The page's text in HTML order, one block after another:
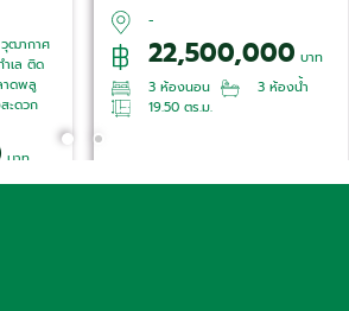
ฒากาศ
เล ติด
าดพลู
ะดวก
บาท
งน้ำ
-
22,500,000 บาท
3 ห้องนอน
3 ห้องน้ำ
19.50 ตร.ม.